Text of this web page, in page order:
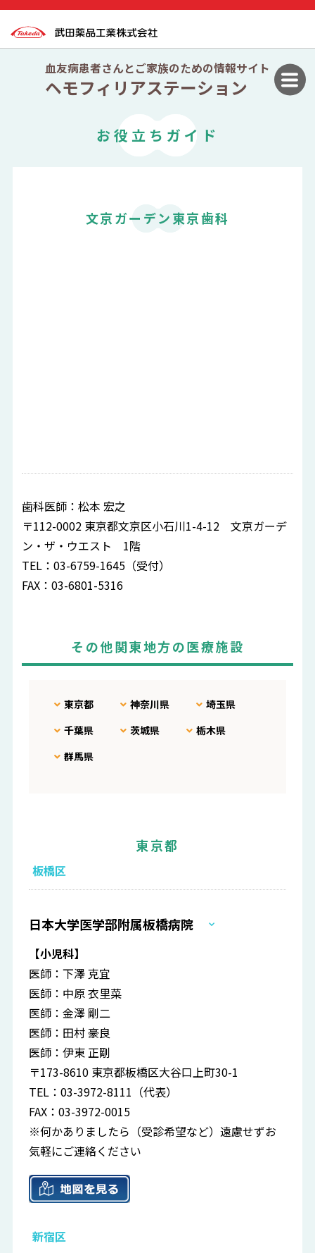
血友病患者さんとご家族のための情報サイト
ヘモフィリアステーション
お役立ちガイド
文京ガーデン東京歯科
歯科医師：松本 宏之
〒112-0002 東京都文京区小石川1-4-12 文京ガーデ
ン・ザ・ウエスト 1階
TEL：03-6759-1645（受付）
FAX：03-6801-5316
その他関東地方の医療施設
東京都 神奈川県
埼玉県
千葉県
茨城県
栃木県
群馬県
東京都
板橋区
日本大学医学部附属板橋病院
【小児科】
医師：下澤 克宜
医師：中原 衣里菜
医師：金澤 剛二
医師：田村 豪良
医師：伊東 正剛
〒173-8610 東京都板橋区大谷口上町30-1
TEL：03-3972-8111（代表）
FAX：03-3972-0015
※何かありましたら（受診希望など）遠慮せずお
気軽にご連絡ください
新宿区